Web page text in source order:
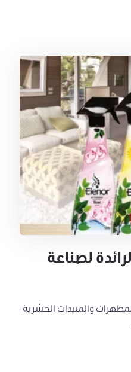
الرائدة لصناعة
والمبيدات الحشرية